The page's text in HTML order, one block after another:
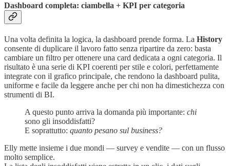
Dashboard completa: ciambella + KPI per categoria
Una volta definita la logica, la dashboard prende forma. La History
consente di duplicare il lavoro fatto senza ripartire da zero: basta
cambiare un filtro per ottenere una card dedicata a ogni categoria. Il
risultato è una serie di KPI coerenti per stile e colori, perfettamente
integrate con il grafico principale, che rendono la dashboard pulita,
uniforme e facile da leggere anche per chi non ha dimestichezza con
strumenti di BI.
A questo punto arriva la domanda più importante: chi
sono gli insoddisfatti?
E soprattutto: quanto pesano sul business?
Elly mette insieme i due mondi — survey e vendite — con un flusso
molto semplice.